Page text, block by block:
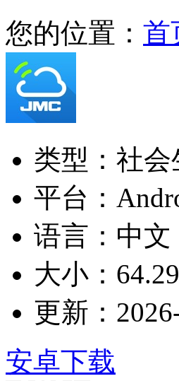
您的位置： 首
类型：社会
平台：
语言：中文
大小：
更新：
安卓下载